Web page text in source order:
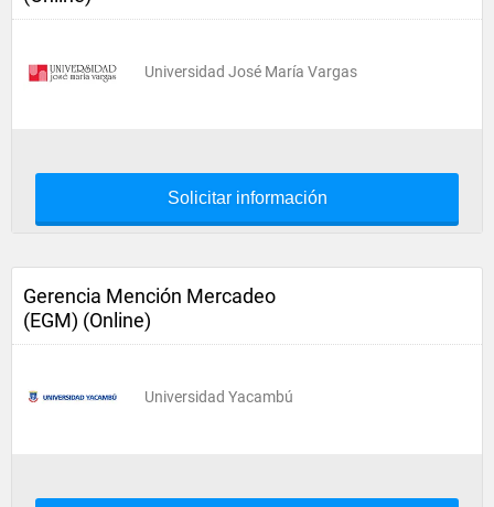
Universidad José María Vargas
Solicitar información
Gerencia Mención Mercadeo
(EGM) (Online)
Universidad Yacambú